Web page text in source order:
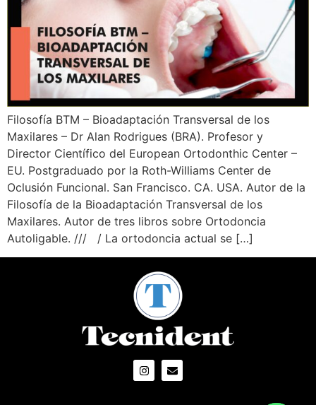
Filosofía BTM – Bioadaptación Transversal de los
Maxilares – Dr Alan Rodrigues (BRA). Profesor y
Director Científico del European Ortodonthic Center –
EU. Postgraduado por la Roth-Williams Center de
Oclusión Funcional. San Francisco. CA. USA. Autor de la
Filosofía de la Bioadaptación Transversal de los
Maxilares. Autor de tres libros sobre Ortodoncia
Autoligable. /// / La ortodoncia actual se […]